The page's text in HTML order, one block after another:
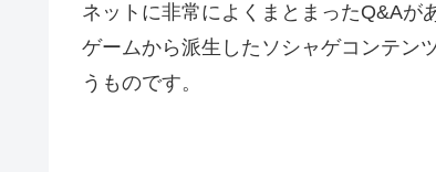
ネットに非常によくまとまったQ&Aが
ゲームから派生したソシャゲコンテン
うものです。